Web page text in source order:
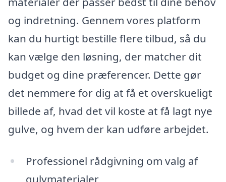
og indretning. Gennem vores platform
kan du hurtigt bestille flere tilbud, så du
kan vælge den løsning, der matcher dit
budget og dine præferencer. Dette gør
det nemmere for dig at få et overskueligt
billede af, hvad det vil koste at få lagt nye
gulve, og hvem der kan udføre arbejdet.
Professionel rådgivning om valg af
gulvmaterialer